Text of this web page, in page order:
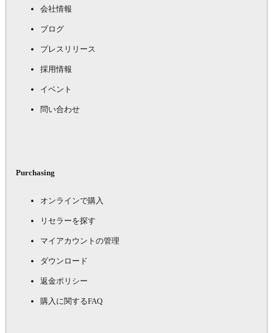
会社情報
ブログ
プレスリリース
採用情報
イベント
問い合わせ
Purchasing
オンラインで購入
リセラーを探す
マイアカウントの管理
ダウンロード
返金ポリシー
購入に関するFAQ